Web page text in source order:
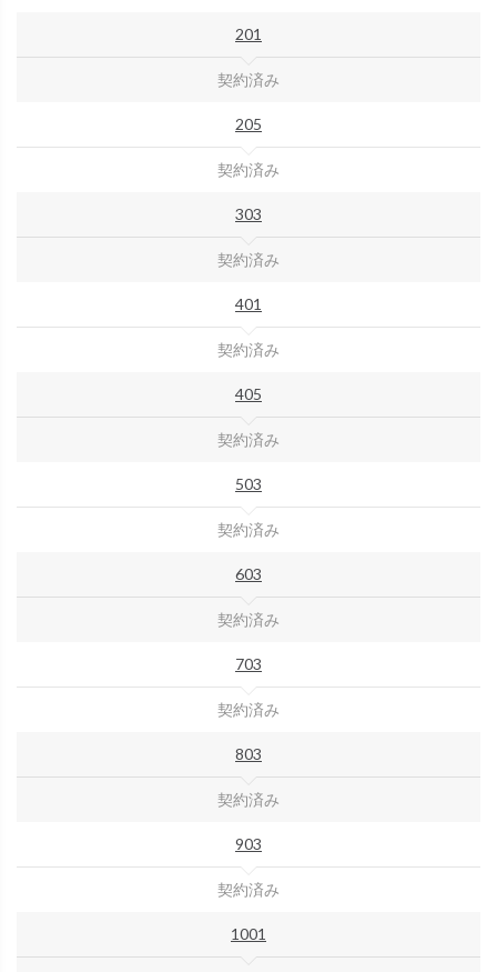
201
契約済み
205
契約済み
303
契約済み
401
契約済み
405
契約済み
503
契約済み
603
契約済み
703
契約済み
803
契約済み
903
契約済み
1001